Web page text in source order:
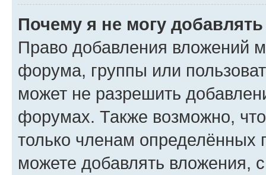
Почему я не могу
Право добавления вложений
форума, группы или
может не разрешить
форумах. Также возможно,
только членам определённых
можете добавлять вложения,